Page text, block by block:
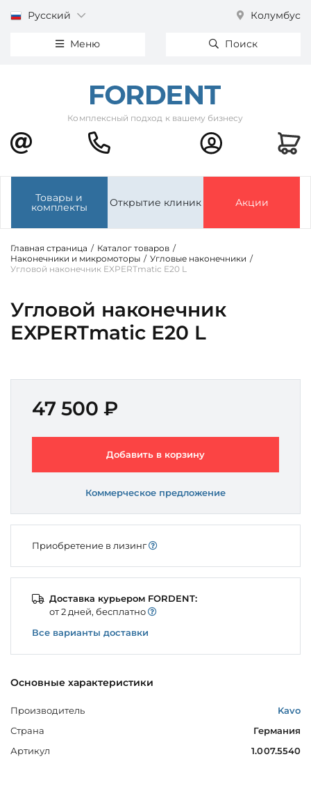
Русский Колумбус
Меню Поиск
Комплексный подход к вашему бизнесу
Товары и
комплекты Открытие клиник Акции
Главная страница / Каталог товаров /
Наконечники и микромоторы / Угловые наконечники /
Угловой наконечник EXPERTmatic E20 L
Угловой наконечник
EXPERTmatic E20 L
Основные характеристики
Производитель
Kavo
Страна
Германия
Артикул
1.007.5540
47 500 ₽
Добавить в корзину
Коммерческое предложение
Приобретение в лизинг
Доставка курьером FORDENT:
от 2 дней, бесплатно
Все варианты доставки